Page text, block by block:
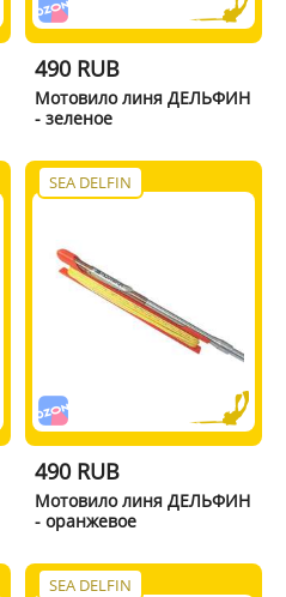
490 RUB
Мотовило линя ДЕЛЬФИН
- зеленое
SEA DELFIN
490 RUB
Мотовило линя ДЕЛЬФИН
- оранжевое
SEA DELFIN